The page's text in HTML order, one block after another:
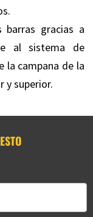
gracias a
al sistema de
la campana de la
y superior.